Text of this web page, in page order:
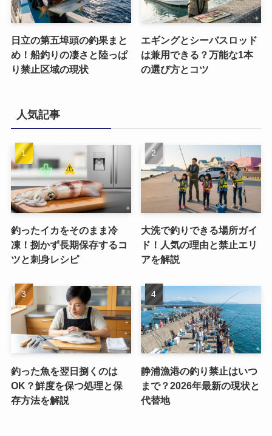
日立の第五埠頭の釣果まと
め！船釣りの凄さと陸っぱ
り禁止区域の現状
エギングとシーバスロッド
は兼用できる？万能な1本
の選び方とコツ
人気記事
釣ったイカをそのまま冷
凍！捌かず長期保存するコ
ツと刺身レシピ
大洗で釣りできる場所ガイ
ド！人気の理由と禁止エリ
アを解説
釣った魚を翌日捌くのは
OK？鮮度を保つ処理と保
存方法を解説
静浦漁港の釣り禁止はいつ
まで？2026年最新の現状と
代替地